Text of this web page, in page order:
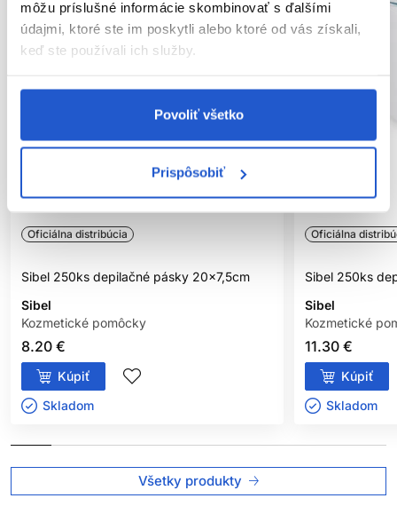
môžu príslušné informácie skombinovať s ďalšími
údajmi, ktoré ste im poskytli alebo ktoré od vás získali,
keď ste používali ich služby.
Povoliť všetko
Prispôsobiť
Oficiálna distribúcia
Sibel 250ks depilačné pásky 20x7,5cm
Sibel
Kozmetické pomôcky
8.20 €
Kúpiť
Skladom ㅤ
Oficiálna
Sibel 250ks
Sibel
Kozmetické
11.30 €
Kúpiť
Skladom ㅤ
Všetky produkty